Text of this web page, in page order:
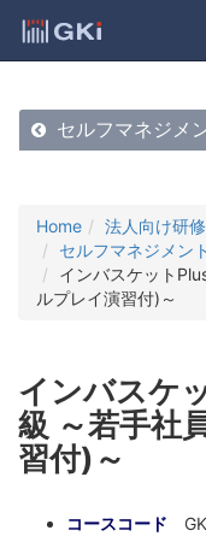
セルフマネジメ
Home 法人向け研
セルフマネジメント
インバスケット
ルプレイ演習付)～
インバスケ
級 ～若手社
習付)～
コースコード